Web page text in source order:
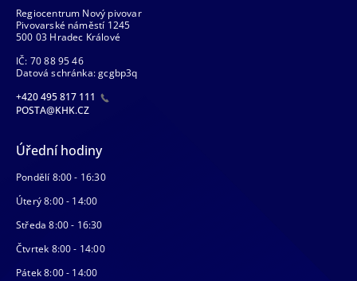
Regiocentrum Nový pivovar
Pivovarské náměstí 1245
500 03 Hradec Králové
IČ: 70 88 95 46
Datová schránka: gcgbp3q
+420 495 817 111
POSTA@KHK.CZ
Úřední hodiny
Pondělí 8:00 - 16:30
Úterý 8:00 - 14:00
Středa 8:00 - 16:30
Čtvrtek 8:00 - 14:00
Pátek 8:00 - 14:00